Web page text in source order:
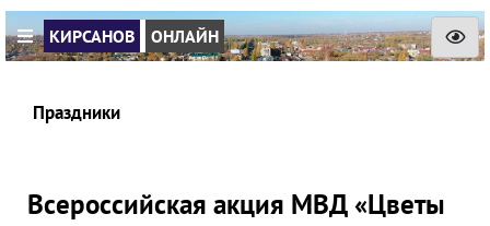
КИРСАНОВ ОНЛАЙН
Праздники
Всероссийская акция МВД «Цветы